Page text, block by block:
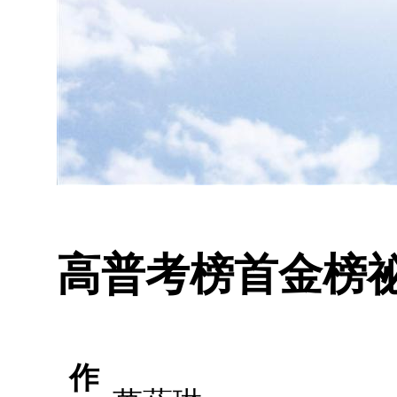
高普考榜首金榜
作